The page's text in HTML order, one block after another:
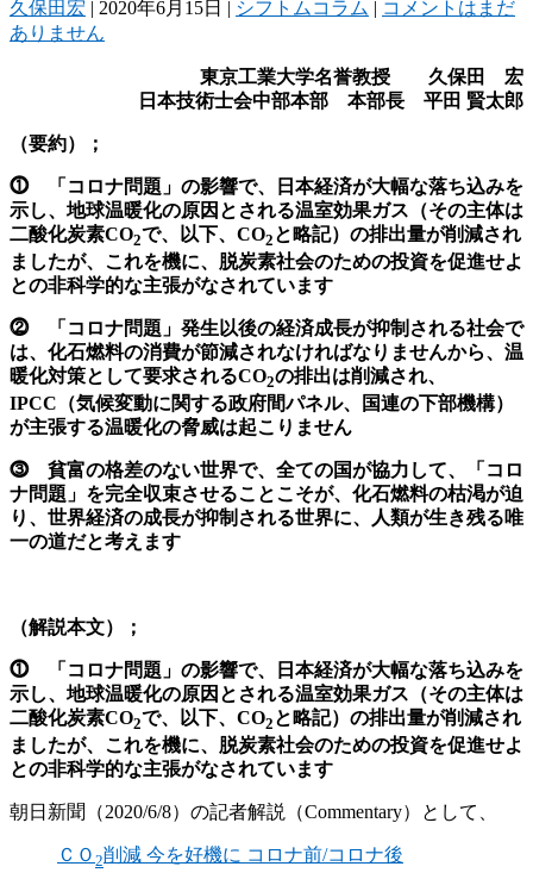
久保田宏 | 2020年6月15日 | シフトムコラム | コメントはまだ
ありません
東京工業大学名誉教授 久保田 宏
日本技術士会中部本部 本部長 平田 賢太郎
（要約）；
⓵ 「コロナ問題」の影響で、日本経済が大幅な落ち込みを
示し、地球温暖化の原因とされる温室効果ガス（その主体は
二酸化炭素CO2で、以下、CO2 と略記）の排出量が削減され
ましたが、これを機に、脱炭素社会のための投資を促進せよ
との非科学的な主張がなされています
⓶ 「コロナ問題」発生以後の経済成長が抑制される社会で
は、化石燃料の消費が節減されなければなりませんから、温
暖化対策として要求されるCO2の排出は削減され、
IPCC（気候変動に関する政府間パネル、国連の下部機構）
が主張する温暖化の脅威は起こりません
⓷ 貧富の格差のない世界で、全ての国が協力して、「コロ
ナ問題」を完全収束させることこそが、化石燃料の枯渇が迫
り、世界経済の成長が抑制される世界に、人類が生き残る唯
一の道だと考えます
（解説本文）；
⓵ 「コロナ問題」の影響で、日本経済が大幅な落ち込みを
示し、地球温暖化の原因とされる温室効果ガス（その主体は
二酸化炭素CO2で、以下、CO2 と略記）の排出量が削減され
ましたが、これを機に、脱炭素社会のための投資を促進せよ
との非科学的な主張がなされています
朝日新聞（2020/6/8）の記者解説（Commentary）として、
ＣＯ 2削減 今を好機に コロナ前/コロナ後